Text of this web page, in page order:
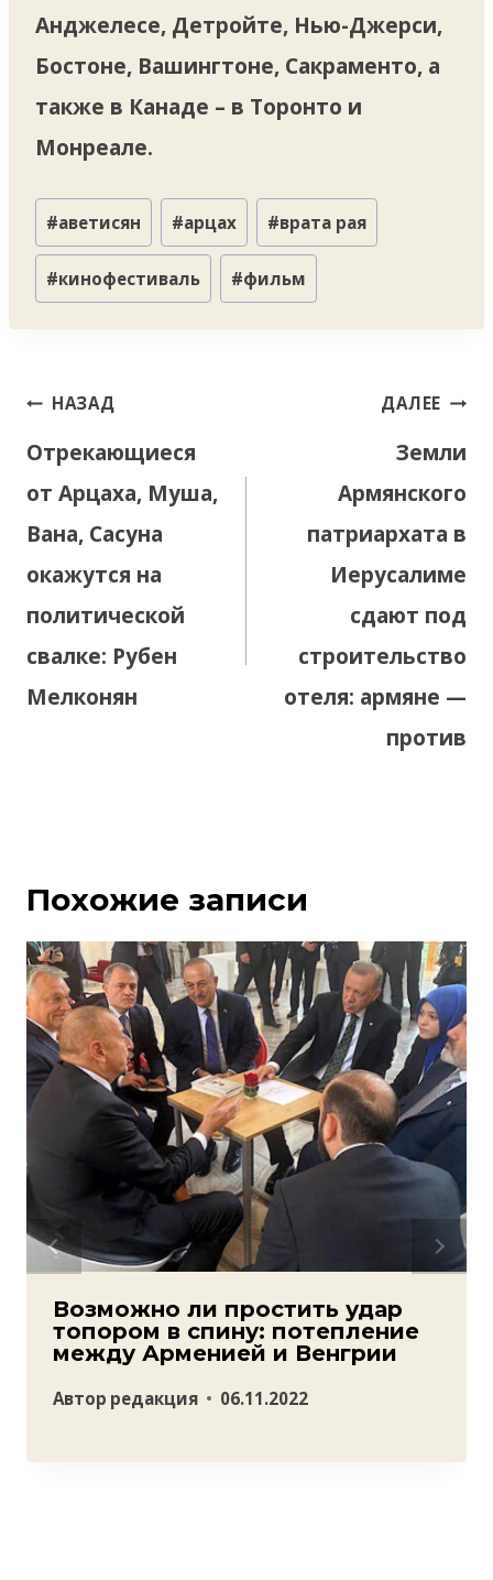
Анджелесе, Детройте, Нью-Джерси,
Бостоне, Вашингтоне, Сакраменто, а
также в Канаде – в Торонто и
Монреале.
Метки
записи:
#аветисян #арцах #врата рая
#кинофестиваль #фильм
Навигация
записям
НАЗАД
Отрекающиеся
от Арцаха, Муша,
Вана, Сасуна
окажутся на
политической
свалке: Рубен
Мелконян
ДАЛЕЕ
Земли
Армянского
патриархата в
Иерусалиме
сдают под
строительство
отеля: армяне —
против
Похожие записи
Возможно ли простить удар
топором в спину: потепление
между Арменией и Венгрии
Автор редакция 06.11.2022